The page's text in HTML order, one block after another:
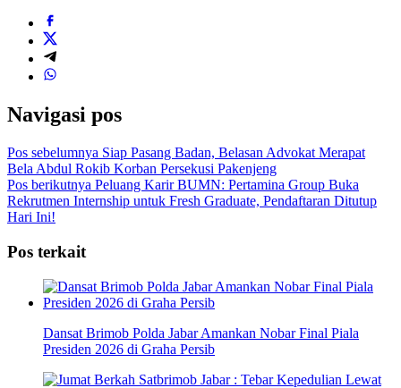
Navigasi pos
Pos sebelumnya Siap Pasang Badan, Belasan Advokat Merapat
Bela Abdul Rokib Korban Persekusi Pakenjeng
Pos berikutnya Peluang Karir BUMN: Pertamina Group Buka
Rekrutmen Internship untuk Fresh Graduate, Pendaftaran Ditutup
Hari Ini!
Pos terkait
Dansat Brimob Polda Jabar Amankan Nobar Final Piala
Presiden 2026 di Graha Persib